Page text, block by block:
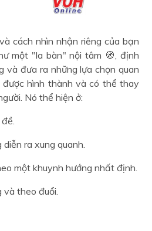
cách nhìn nhận riêng của bạn
một "la bàn" nội tâm 🧭, định
và đưa ra những lựa chọn quan
được hình thành và có thể thay
Nó thể hiện ở:
ra xung quanh.
một khuynh hướng nhất định.
theo đuổi.